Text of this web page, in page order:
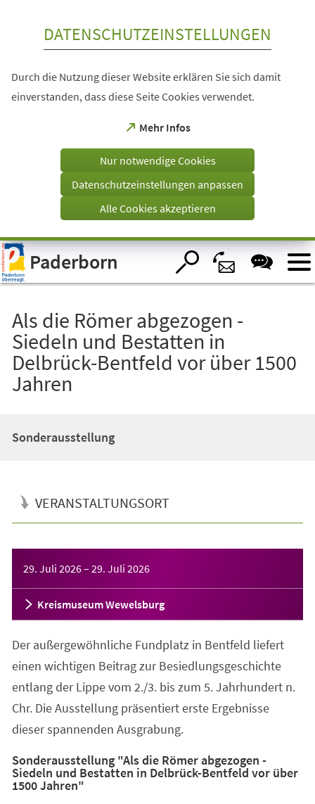
Visuelle
Assistenzsoftware
öffnen.
DATENSCHUTZEINSTELLUNGEN
Durch die Nutzung dieser Website erklären Sie sich damit
einverstanden, dass diese Seite Cookies verwendet.
Mehr Infos
(Öffnet
einem
Tab)
Nur notwendige Cookies
Datenschutzeinstellungen anpassen
Alle Cookies akzeptieren
Paderborn
Als die Römer abgezogen -
Siedeln und Bestatten in
Delbrück-Bentfeld vor über 1500
Jahren
Sonderausstellung
VERANSTALTUNGSORT
29. Juli 2026– 29. Juli 2026
Kreismuseum Wewelsburg
Der außergewöhnliche Fundplatz in Bentfeld liefert
einen wichtigen Beitrag zur Besiedlungsgeschichte
entlang der Lippe vom 2./3. bis zum 5. Jahrhundert n.
Chr. Die Ausstellung präsentiert erste Ergebnisse
dieser spannenden Ausgrabung.
Sonderausstellung "Als die Römer abgezogen -
Siedeln und Bestatten in Delbrück-Bentfeld vor über
1500 Jahren"